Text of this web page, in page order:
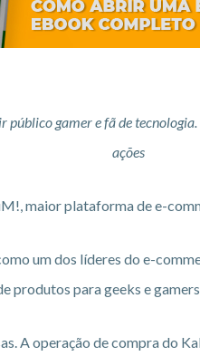
público gamer e fã de
ações
maior plataforma de e-
um dos líderes do e-
produtos para geeks e
A operação de compra do